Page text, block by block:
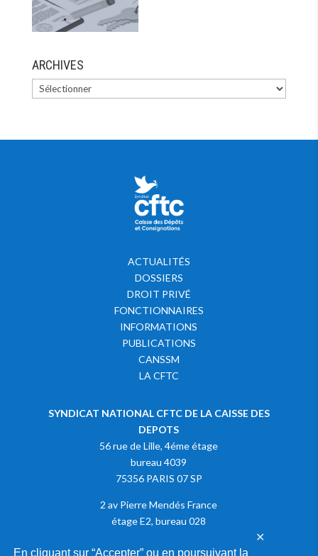
En cliquant sur “Accepter” ou en poursuivant la
✕
ARCHIVES
ACTUALITÉS
DOSSIERS
DROIT PRIVÉ
FONCTIONNAIRES
INFORMATIONS
PUBLICATIONS
CANSSM
LA CFTC
SYNDICAT NATIONAL CFTC DE LA CAISSE DES
DEPOTS
56 rue de Lille, 4éme étage
bureau 4039
75356 PARIS 07 SP
2 av Pierre Mendés France
étage E2, bureau 028